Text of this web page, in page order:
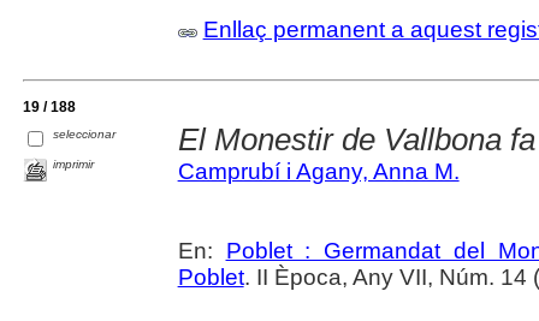
Enllaç permanent a aquest
19 / 188
seleccionar
imprimir
El Monestir de Vallbona
Camprubí i Agany, Anna M.
En: Poblet : Germandat del
Poblet. II Època, Any VII, Núm. 14